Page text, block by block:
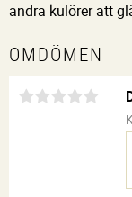
andra kulörer att
OMDÖMEN